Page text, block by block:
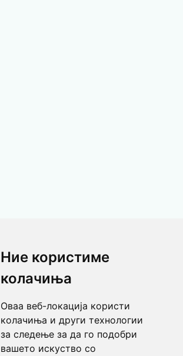
Ние користиме
колачиња
Оваа веб-локација користи
колачиња и други технологии
за следење за да го подобри
вашето искуство со